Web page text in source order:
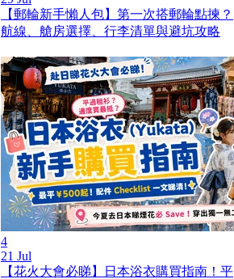
【郵輪新手懶人包】第一次搭郵輪點揀？
航線、艙房選擇、行李清單與避坑攻略
4
21 Jul
【花火大會必睇】日本浴衣購買指南！平